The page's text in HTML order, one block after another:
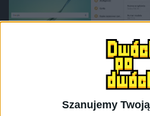
Szanujemy